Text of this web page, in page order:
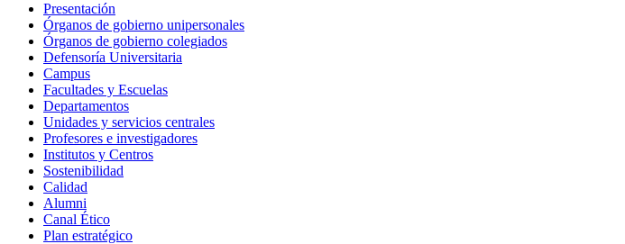
Presentación
Órganos de gobierno unipersonales
Órganos de gobierno colegiados
Defensoría Universitaria
Campus
Facultades y Escuelas
Departamentos
Unidades y servicios centrales
Profesores e investigadores
Institutos y Centros
Sostenibilidad
Calidad
Alumni
Canal Ético
Plan estratégico